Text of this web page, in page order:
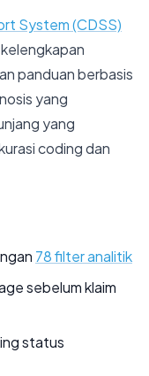
System (CDSS)
panduan berbasis
yang
yang
coding dan
78 filter analitik
sebelum klaim
status